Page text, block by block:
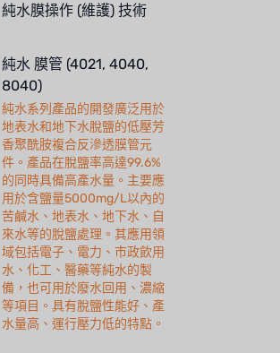
純水膜操作 (維護) 技術
純水 膜管 (4021, 4040,
8040)
純水系列產品的開發廣泛用於
地表水和地下水脫鹽的低壓芳
香聚酰胺複合反滲透膜管元
件。產品在脫鹽率高達99.6%
的同時具備高產水量。主要應
用於含鹽量5000mg/L以內的
苦鹹水、地表水、地下水、自
來水等的脫鹽處理。其應用領
域包括電子、電力、市政飲用
水、化工、醫藥等純水的製
備，也可用於廢水回用、濃縮
等項目。具有脫鹽性能好、產
水量高、運行壓力低的特點。